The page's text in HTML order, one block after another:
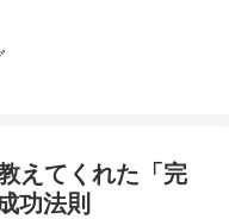
えてくれた「完
功法則